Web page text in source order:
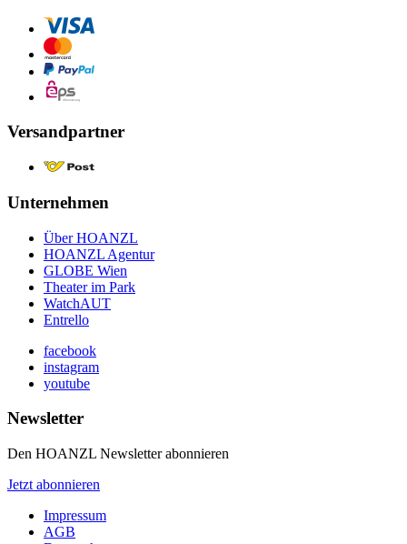
Versandpartner
Unternehmen
Über HOANZL
HOANZL Agentur
GLOBE Wien
Theater im Park
WatchAUT
Entrello
facebook
instagram
youtube
Newsletter
Den HOANZL Newsletter abonnieren
Jetzt abonnieren
Impressum
AGB